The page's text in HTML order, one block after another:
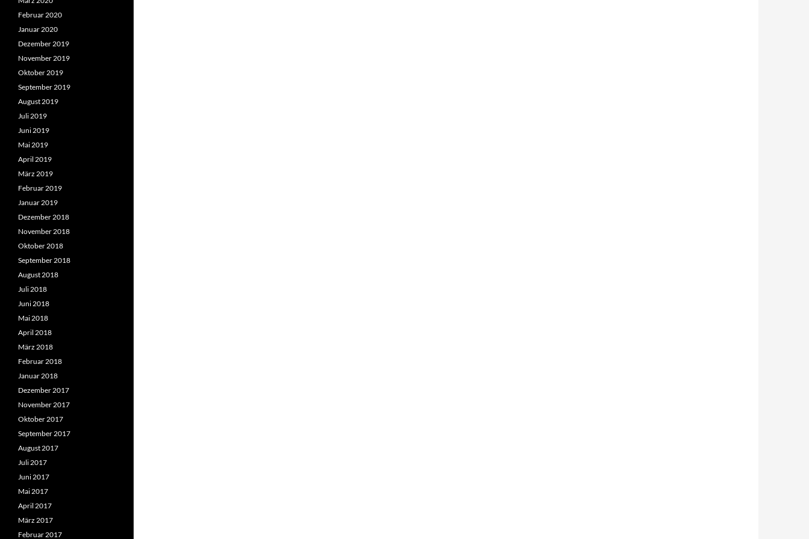
Februar 2020
Januar 2020
Dezember 2019
November 2019
Oktober 2019
September 2019
August 2019
Juli 2019
Juni 2019
Mai 2019
April 2019
März 2019
Februar 2019
Januar 2019
Dezember 2018
November 2018
Oktober 2018
September 2018
August 2018
Juli 2018
Juni 2018
Mai 2018
April 2018
März 2018
Februar 2018
Januar 2018
Dezember 2017
November 2017
Oktober 2017
September 2017
August 2017
Juli 2017
Juni 2017
Mai 2017
April 2017
März 2017
Februar 2017